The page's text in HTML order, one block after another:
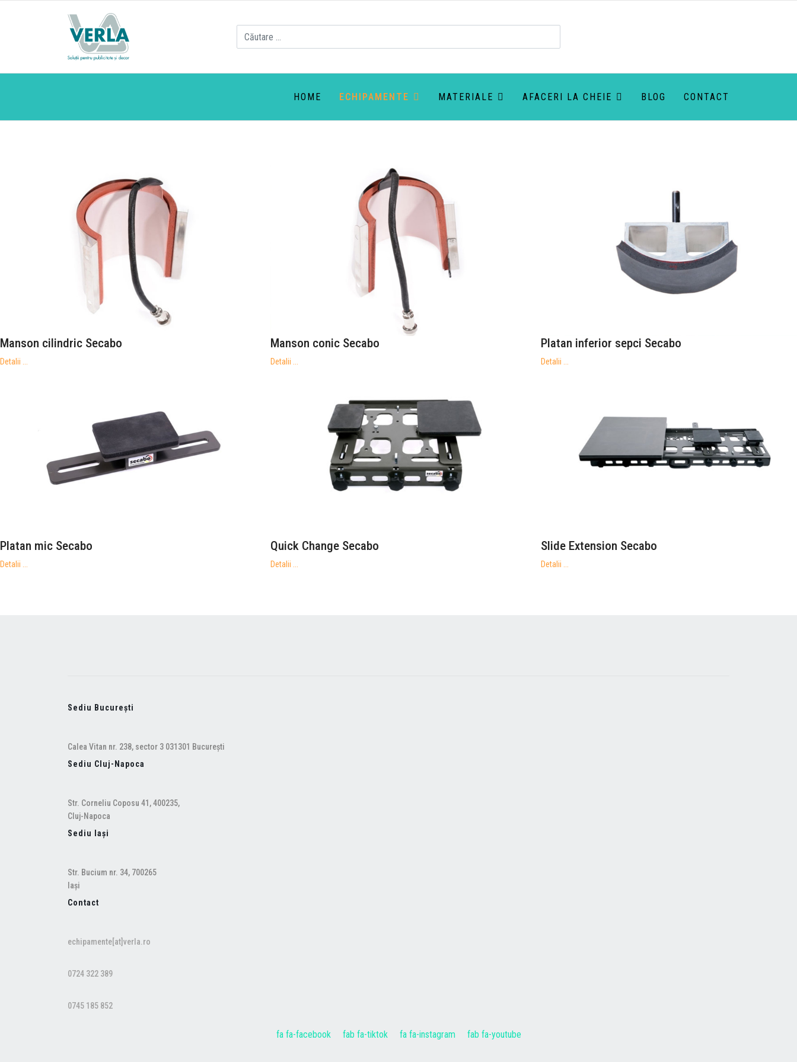
HOME ECHIPAMENTE MATERIALE AFACERI LA CHEIE BLOG CONTACT
Manson cilindric Secabo
Detalii ...
Manson conic Secabo
Detalii ...
Platan inferior sepci Secabo
Detalii ...
Platan mic Secabo
Detalii ...
Quick Change Secabo
Detalii ...
Slide Extension Secabo
Detalii ...
Sediu București
Calea Vitan nr. 238, sector 3 031301 București
Sediu Cluj-Napoca
Str. Corneliu Coposu 41, 400235,
Cluj-Napoca
Sediu Iași
Str. Bucium nr. 34, 700265
Iași
Contact
echipamente[at]verla.ro
0724 322 389
0745 185 852
fa fa-facebook fab fa-tiktok fa fa-instagram fab fa-youtube